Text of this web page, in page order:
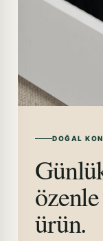
DOĞAL
ürün.